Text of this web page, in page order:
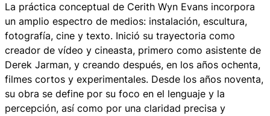
La práctica conceptual de Cerith Wyn Evans incorpora
un amplio espectro de medios: instalación, escultura,
fotografía, cine y texto. Inició su trayectoria como
creador de vídeo y cineasta, primero como asistente de
Derek Jarman, y creando después, en los años ochenta,
filmes cortos y experimentales. Desde los años noventa,
su obra se define por su foco en el lenguaje y la
percepción, así como por una claridad precisa y